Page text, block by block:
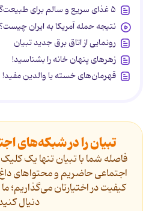
۵ غذای سریع و سالم برای طبیعت‌گردی
نتیجه حمله آمریکا به ایران چیست؟
رونمایی از اتاق برق جدید تبیان
زهرهای پنهان خانه را بشناسید!
قهرمان‌های خسته یا والدین مفید!
تبیان را در شبکه‌های
فاصله شما با تبیان تنها یک
اجتماعی حاضریم و محتواهای
کیفیت در اختیارتان می‌گذاریم؛
دنیال